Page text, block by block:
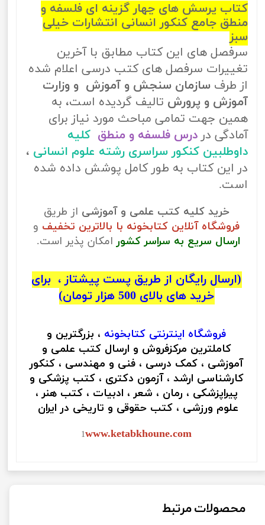
کتاب پرسش های چهار گزینه ای فلسفه و
منطق جامع کنکور انسانی انتشارات خیلی
سبز
سرفصل های این کتاب مطابق با آخرین
تغییرات سرفصل های کتب درسی اعلام شده
از طرف سازمان سنجش و آموزش و وزارت
آموزش و پرورش تالیف گردیده است، به
همین جهت تمامی مباحث مورد نیاز برای
آمادگی در درس فلسفه و منطق کلیه
داوطلبین کنکور سراسری رشته علوم انسانی ،
در این کتاب به طور کامل پوشش داده شده
است.
خرید کلیه کتب علمی و آموزشی از طریق
فروشگاه آنلاین کتابخونه با بالاترین تخفیف و
ارسال سریع به سراسر کشور امکان پذیر است.
(ارسال رایگان از طریق پست پیشتاز ، برای
خرید های بالای 500 هزار تومان)
فروشگاه اینترنتی کتابخونه ، بزرگترین و
کاملترین مرکزفروش و ارسال کتب علمی و
آموزشی ، کمک درسی ، فنی و مهندسی ، کنکور
کارشناسی ارشد ، آزمون دکتری ، کتب پزشکی و
پیراپزشکی ، رمان ، شعر ، ادبیات ، کتب هنر ،
علوم ورزشی ، کتب حقوقی و تاریخی در ایران
1www.ketabkhoune.com
محصولات مرتبط